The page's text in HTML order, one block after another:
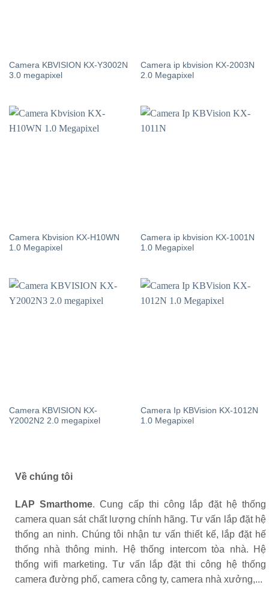
Camera KBVISION KX-Y3002N
3.0 megapixel
Camera ip kbvision KX-2003N
2.0 Megapixel
Camera Kbvision KX-H10WN
1.0 Megapixel
Camera ip kbvision KX-1001N
1.0 Megapixel
Camera KBVISION KX-
Y2002N2 2.0 megapixel
Camera Ip KBVision KX-1012N
1.0 Megapixel
Về chúng tôi
LAP Smarthome. Cung cấp thi công lắp đặt hệ thống
camera quan sát chất lượng chính hãng. Tư vấn lắp đặt hệ
thống an ninh. Chúng tôi nhận tư vấn thiết kế, lắp đặt hế
thống nhà thông minh. Hệ thống intercom tòa nhà. Hệ
thống wifi marketing. Tư vấn lắp đặt thi công hệ thống
camera đường phố, camera công ty, camera nhà xưởng,...